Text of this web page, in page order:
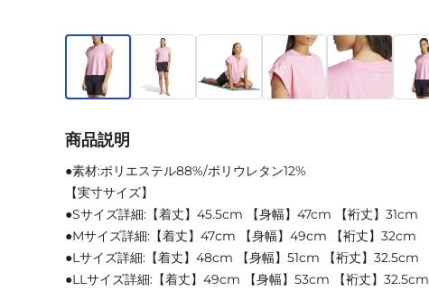
商品説明
●素材:ポリエステル88%/ポリウレタン12%
【実寸サイズ】
●Sサイズ詳細:【着丈】45.5cm 【身幅】47cm 【裄丈】31cm
●Mサイズ詳細:【着丈】47cm 【身幅】49cm 【裄丈】32cm
●Lサイズ詳細:【着丈】48cm 【身幅】51cm 【裄丈】32.5cm
●LLサイズ詳細:【着丈】49cm 【身幅】53cm 【裄丈】32.5cm